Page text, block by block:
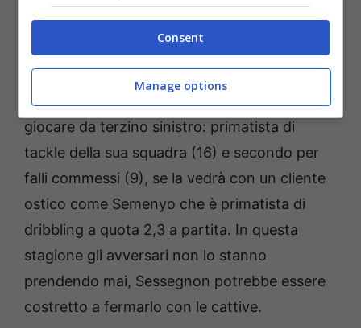
genere il suo nome appare forse fin troppo
scontato.
L’alternativa èSessegnon, che dovrebbe
giocare da terzino sinistro: primatista di
tackle della sua squadra (16) e secondo per
falli commessi (9), se la vedrà con un cliente
ostico come Semenyo che è primatista di
dribbling a quota 2,3 a partita. In questa
stagione gli avversari non lo stanno
prendendo mai, Sessegnon potrebbe essere
costretto a fermarlo con le cattive.
Consent
Manage options